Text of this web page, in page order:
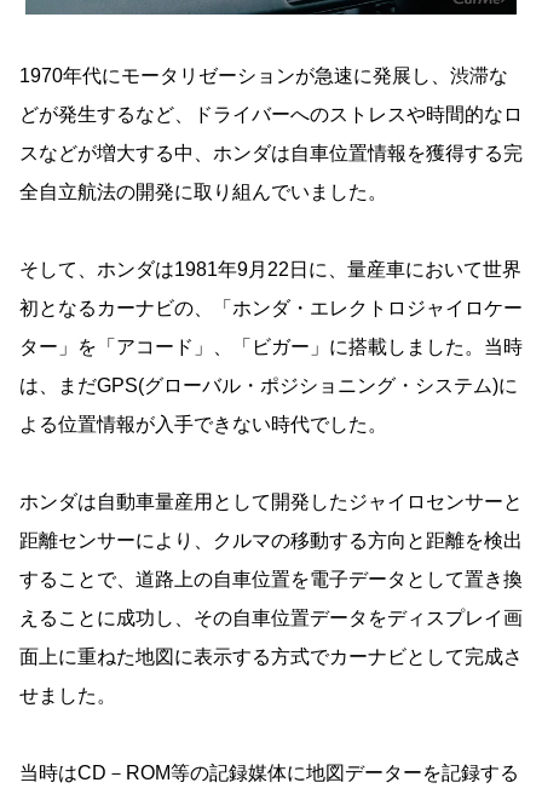
1970年代にモータリゼーションが急速に発展し、渋滞な
どが発生するなど、ドライバーへのストレスや時間的なロ
スなどが増大する中、ホンダは自車位置情報を獲得する完
全自立航法の開発に取り組んでいました。
そして、ホンダは1981年9月22日に、量産車において世界
初となるカーナビの、「ホンダ・エレクトロジャイロケー
ター」を「アコード」、「ビガー」に搭載しました。当時
は、まだGPS(グローバル・ポジショニング・システム)に
よる位置情報が入手できない時代でした。
ホンダは自動車量産用として開発したジャイロセンサーと
距離センサーにより、クルマの移動する方向と距離を検出
することで、道路上の自車位置を電子データとして置き換
えることに成功し、その自車位置データをディスプレイ画
面上に重ねた地図に表示する方式でカーナビとして完成さ
せました。
当時はCD－ROM等の記録媒体に地図データーを記録する